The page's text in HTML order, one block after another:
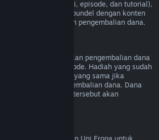
film, film pendek, seri, episode, dan tutorial),
terdapat di dalam bundel dengan konten
yang bisa dilakukan pengembalian dana.
bisa diberikan pengembalian dana
14 hari/2 jam periode. Hadiah yang sudah
dengan aturan yang sama jika
menginisiasi pengembalian dana. Dana
pembelian hadiah tersebut akan
kerja hak penarikan Uni Eropa untuk